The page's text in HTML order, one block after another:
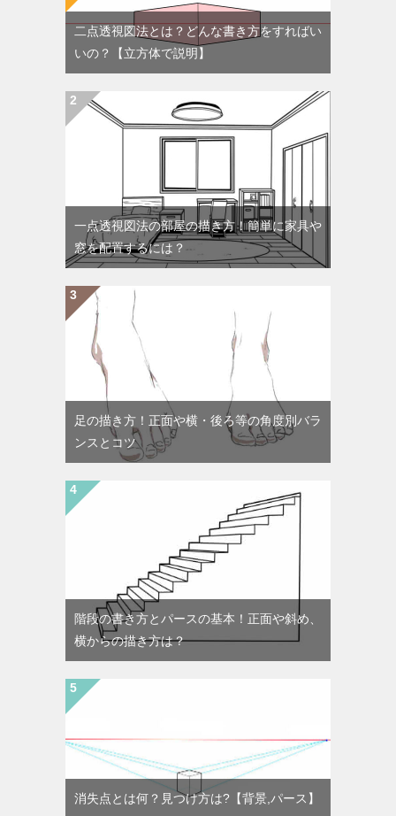
二点透視図法とは？どんな書き方をすればい
いの？【立方体で説明】
一点透視図法の部屋の描き方！簡単に家具や
窓を配置するには？
足の描き方！正面や横・後ろ等の角度別バラ
ンスとコツ
階段の書き方とパースの基本！正面や斜め、
横からの描き方は？
消失点とは何？見つけ方は?【背景,パース】